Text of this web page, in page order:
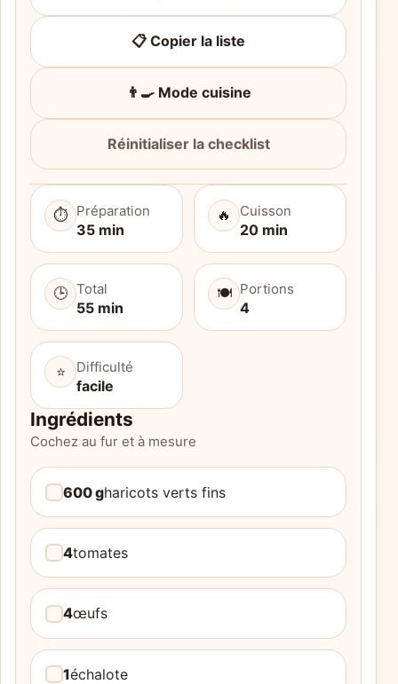
📋 Copier la liste
👨‍🍳 Mode cuisine
Réinitialiser la checklist
⏱️ Préparation
35 min
🔥 Cuisson
20 min
🕒 Total
55 min
🍽️ Portions
4
⭐ Difficulté
facile
Ingrédients
Cochez au fur et à mesure
600 gharicots verts fins
4tomates
4œufs
1échalote